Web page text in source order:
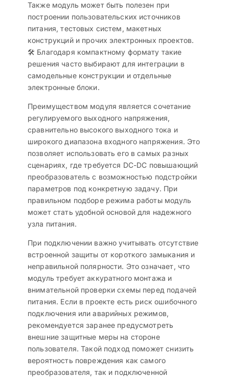
Также модуль может быть полезен при
построении пользовательских источников
питания, тестовых систем, макетных
конструкций и прочих электронных проектов.
🛠️ Благодаря компактному формату такие
решения часто выбирают для интеграции в
самодельные конструкции и отдельные
электронные блоки.
Преимуществом модуля является сочетание
регулируемого выходного напряжения,
сравнительно высокого выходного тока и
широкого диапазона входного напряжения. Это
позволяет использовать его в самых разных
сценариях, где требуется DC-DC повышающий
преобразователь с возможностью подстройки
параметров под конкретную задачу. При
правильном подборе режима работы модуль
может стать удобной основой для надежного
узла питания.
При подключении важно учитывать отсутствие
встроенной защиты от короткого замыкания и
неправильной полярности. Это означает, что
модуль требует аккуратного монтажа и
внимательной проверки схемы перед подачей
питания. Если в проекте есть риск ошибочного
подключения или аварийных режимов,
рекомендуется заранее предусмотреть
внешние защитные меры на стороне
пользователя. Такой подход поможет снизить
вероятность повреждения как самого
преобразователя, так и подключенной